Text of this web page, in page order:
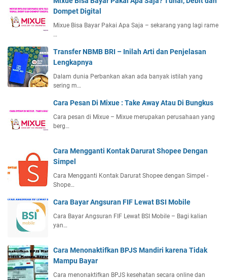
Dompet Digital
Mixue Bisa Bayar Pakai Apa Saja – sekarang yang lagi rame
…
Transfer NBMB BRI – Inilah Arti dan Penjelasan
Lengkapnya
Dalam dunia Perbankan akan ada banyak istilah yang
sering m…
Cara Pesan Di Mixue : Take Away Atau Di Bungkus
Cara pesan di Mixue – Mixue merupakan perusahaan yang
berg…
Cara Mengganti Kontak Darurat Shopee Dengan
Simpel
Cara Mengganti Kontak Darurat Shopee dengan Simpel -
Shope…
Cara Bayar Angsuran FIF Lewat BSI Mobile
Cara Bayar Angsuran FIF Lewat BSI Mobile – Bagi kalian
yan…
Cara Menonaktifkan BPJS Mandiri karena Tidak
Mampu Bayar
Cara menonaktifkan BPJS kesehatan secara online dan